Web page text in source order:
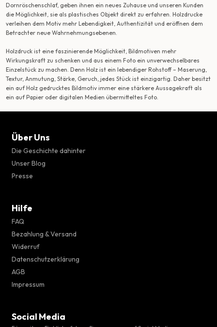
Dornröschenschlaf, geben ihnen ein neues Zuhause und unseren Kunden
die Möglichkeit, sie als plastisches Objekt direkt zu erfahren. Holzdrucke
verleihen dem Motiv mehr Lebendigkeit, Authentizität und eröffnen dem
Betrachter neue Wahrnehmungsebenen.
Holzdruck ist eine faszinierende Möglichkeit, Bildmotiven mehr
Wirkungskraft zu schenken und aus einem Foto ein unverwechselbares
Einzelstück zu machen. Denn Holz ist ein lebendiger Rohstoff – Maserung,
Textur, Anmutung, Stärke, Geruch, jedes Stück ist einzigartig. Daher besitzt
ein auf Holz gedrucktes Bildmotiv immer eine stärkere Aussagekraft als
ein auf Papier oder digitalen Medien übermitteltes Foto.
Über Uns
Die Geschichte dahinter
Unser Blog
Presse
Hilfe
FAQ
Bezahlung & Versand
Widerruf
Datenschutzerklärung
AGB
Impressum
Social Media